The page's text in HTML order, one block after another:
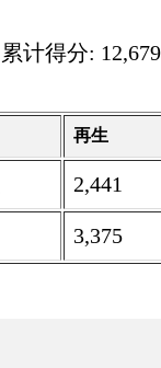
累计得分:
再生
2,441
3,375